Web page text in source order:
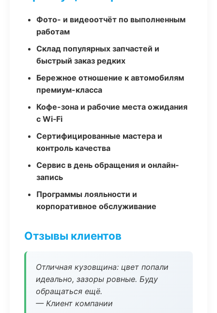
Фото- и видеоотчёт по выполненным
работам
Склад популярных запчастей и
быстрый заказ редких
Бережное отношение к автомобилям
премиум-класса
Кофе-зона и рабочие места ожидания
с Wi‑Fi
Сертифицированные мастера и
контроль качества
Сервис в день обращения и онлайн-
запись
Программы лояльности и
корпоративное обслуживание
Отзывы клиентов
Отличная кузовщина: цвет попали
идеально, зазоры ровные. Буду
обращаться ещё.
— Клиент компании